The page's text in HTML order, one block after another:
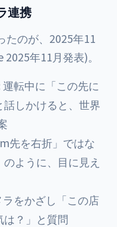
連携
たのが、2025年11
年11月発表)。
運転中に「この先に
しかけると、世界
先を右折」ではな
ように、目に見え
をかざし「この店
？」と質問